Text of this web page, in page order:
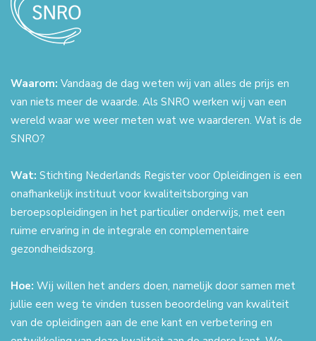
Waarom: Vandaag de dag weten wij van alles de prijs en
van niets meer de waarde. Als SNRO werken wij van een
wereld waar we weer meten wat we waarderen. Wat is de
SNRO?
Wat: Stichting Nederlands Register voor Opleidingen is een
onafhankelijk instituut voor kwaliteitsborging van
beroepsopleidingen in het particulier onderwijs, met een
ruime ervaring in de integrale en complementaire
gezondheidszorg.
Hoe: Wij willen het anders doen, namelijk door samen met
jullie een weg te vinden tussen beoordeling van kwaliteit
van de opleidingen aan de ene kant en verbetering en